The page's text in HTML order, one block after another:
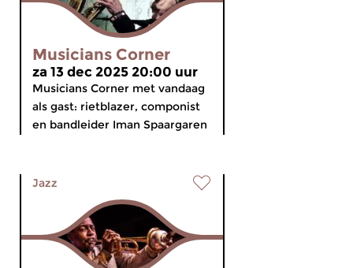
Musicians Corner
za 13 dec 2025 20:00 uur
Musicians Corner met vandaag
als gast: rietblazer, componist
en bandleider Iman Spaargaren
Jazz